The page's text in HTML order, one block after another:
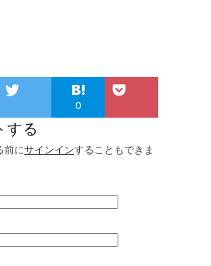
0
する
前にサインインすることもできま